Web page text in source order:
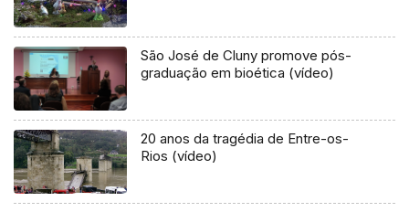
São José de Cluny promove pós-
graduação em bioética (vídeo)
20 anos da tragédia de Entre-os-
Rios (vídeo)